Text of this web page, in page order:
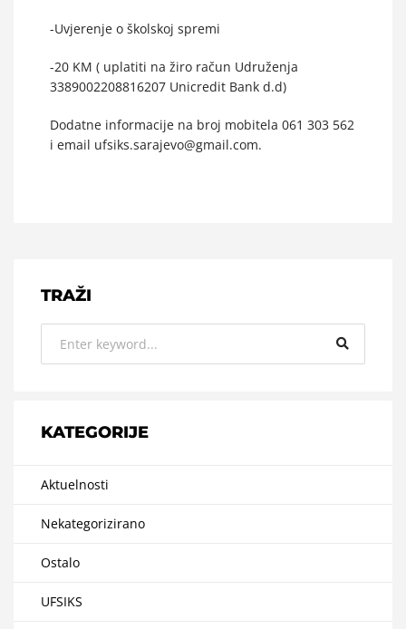
-Uvjerenje o školskoj spremi
-20 KM ( uplatiti na žiro račun Udruženja
3389002208816207 Unicredit Bank d.d)
Dodatne informacije na broj mobitela 061 303 562
i email ufsiks.sarajevo@gmail.com.
TRAŽI
KATEGORIJE
Aktuelnosti
Nekategorizirano
Ostalo
UFSIKS